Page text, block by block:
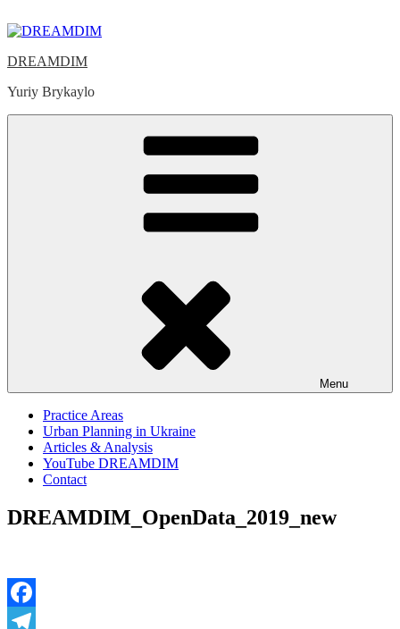
to
DREAMDIM
Yuriy Brykaylo
Menu
Practice Areas
Urban Planning in Ukraine
Articles & Analysis
YouTube DREAMDIM
Contact
DREAMDIM_OpenData_2019_new
Facebook